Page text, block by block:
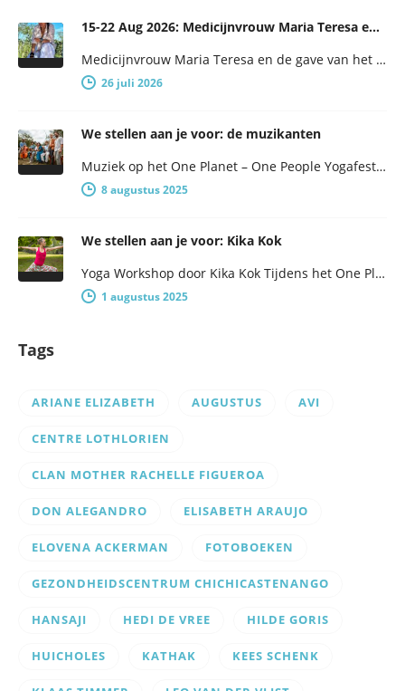
15-22 Aug 2026: Medicijnvrouw Maria Teresa en de gave van het obsidiaan-ei
Medicijnvrouw Maria Teresa en de gave van het obsidiaan-ei: 7 dagen vrouwelijke wijsheid en empowerment De weekvoorafgaand aan het One…
26 juli 2026
We stellen aan je voor: de muzikanten
Muziek op het One Planet – One People Yogafestival One Planet – One People presenteert een breed programma, met niet…
8 augustus 2025
We stellen aan je voor: Kika Kok
Yoga Workshop door Kika Kok Tijdens het One Planet – One People Yogafestival worden er in de middag een aantal…
1 augustus 2025
Tags
ARIANE ELIZABETH AUGUSTUS AVI
CENTRE LOTHLORIEN
CLAN MOTHER RACHELLE FIGUEROA
DON ALEGANDRO ELISABETH ARAUJO
ELOVENA ACKERMAN FOTOBOEKEN
GEZONDHEIDSCENTRUM CHICHICASTENANGO
HANSAJI HEDI DE VREE HILDE GORIS
HUICHOLES KATHAK KEES SCHENK